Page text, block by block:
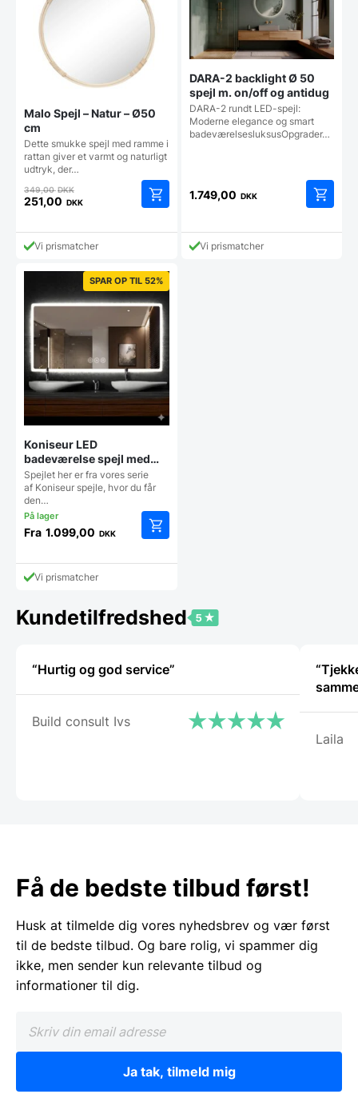
på
Malo Spejl – Natur – Ø50
cm
Dette smukke spejl med ramme i
rattan giver et varmt og naturligt
udtryk, der…
349,00DKKDen
oprindelige
var:
349,00 DKK.
251,00 DKK
aktuelle
pris
251,00 DKK.
Vi prismatcher
DARA-2 backlight Ø 50
spejl m. on/off og antidug
DARA-2 rundt LED-spejl:
Moderne elegance og smart
badeværelsesluksusOpgrader…
1.749,00 DKK
Vi prismatcher
SPAR OP TIL 52%
Koniseur LED
badeværelse spejl med
Antidug og Touchsensor
Spejlet her er fra vores serie
af Koniseur spejle, hvor du får
den…
Fra 1.099,00 DKK
vare
Mulighederne
på
varesiden
Vi prismatcher
Kundetilfredshed
“Hurtig og god service”
Build consult Ivs
Laila
Få de bedste tilbud først!
Husk at tilmelde dig vores nyhedsbrev og vær først
til de bedste tilbud. Og bare rolig, vi spammer dig
ikke, men sender kun relevante tilbud og
informationer til dig.
Ja tak, tilmeld mig